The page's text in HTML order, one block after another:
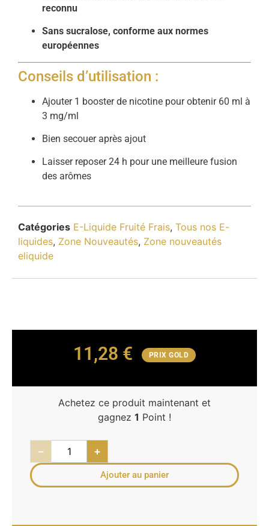
reconnu
Sans sucralose, conforme aux normes
européennes
Conseils d’utilisation :
Ajouter 1 booster de nicotine pour obtenir 60 ml à
3 mg/ml
Bien secouer après ajout
Laisser reposer 24 h pour une meilleure fusion
des arômes
Catégories E-Liquide Fruité Frais, Tous nos E-
liquides, Zone Nouveautés, Zone nouveautés
eliquide
11,28 € PRIX GOLD
Achetez ce produit maintenant et
gagnez 1 Point !
− +
Ajouter au panier